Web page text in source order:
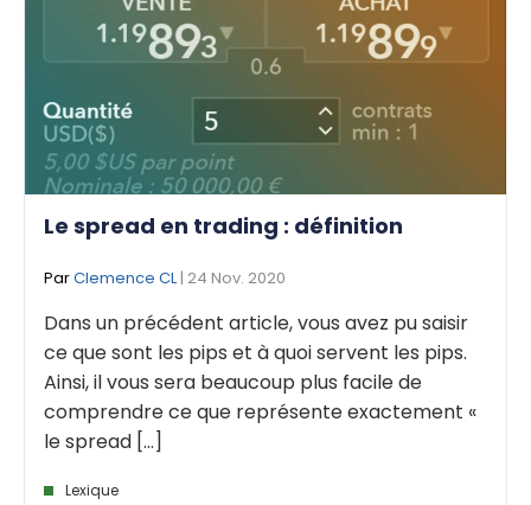
Le spread en trading : définition
ParClemence CL| 24 Nov. 2020
Dans un précédent article, vous avez pu saisir
ce que sont les pips et à quoi servent les pips.
Ainsi, il vous sera beaucoup plus facile de
comprendre ce que représente exactement «
le spread [...]
Lexique